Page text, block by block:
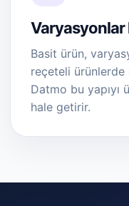
Varyasyonlar
Basit ürün,
reçeteli ürünlerde
Datmo bu yapıyı
hale getirir.